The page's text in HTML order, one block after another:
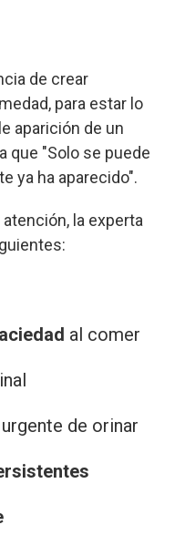
de crear
para estar lo
aparición de un
que "Solo se puede
ya ha aparecido".
la experta
al comer
de orinar